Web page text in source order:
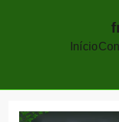
Início